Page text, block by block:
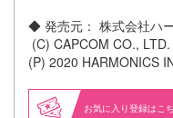
◆ 発売元： 株式会社ハ
(C) CAPCOM CO.,
(P) 2020 HARMONICS
お気に入り登録はこ